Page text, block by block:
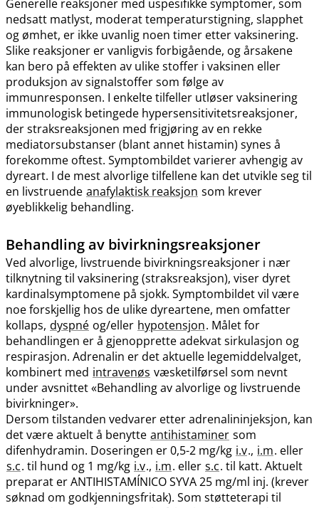
Generelle reaksjoner med uspesifikke symptomer, som
nedsatt matlyst, moderat temperaturstigning, slapphet
og ømhet, er ikke uvanlig noen timer etter vaksinering.
Slike reaksjoner er vanligvis forbigående, og årsakene
kan bero på effekten av ulike stoffer i vaksinen eller
produksjon av signalstoffer som følge av
immunresponsen. I enkelte tilfeller utløser vaksinering
immunologisk betingede hypersensitivitetsreaksjoner,
der straksreaksjonen med frigjøring av en rekke
mediatorsubstanser (blant annet histamin) synes å
forekomme oftest. Symptombildet varierer avhengig av
dyreart. I de mest alvorlige tilfellene kan det utvikle seg til
en livstruende anafylaktisk reaksjon som krever
øyeblikkelig behandling.
Behandling av bivirkningsreaksjoner
Ved alvorlige, livstruende bivirkningsreaksjoner i nær
tilknytning til vaksinering (straksreaksjon), viser dyret
kardinalsymptomene på sjokk. Symptombildet vil være
noe forskjellig hos de ulike dyreartene, men omfatter
kollaps, dyspné og​/​eller hypotensjon. Målet for
behandlingen er å gjenopprette adekvat sirkulasjon og
respirasjon. Adrenalin er det aktuelle legemiddelvalget,
kombinert med intravenøs væsketilførsel som nevnt
under avsnittet «Behandling av alvorlige og livstruende
bivirkninger».
Dersom tilstanden vedvarer etter adrenalininjeksjon, kan
det være aktuelt å benytte antihistaminer som
difenhydramin. Doseringen er 0,5-2 mg/kg i.v., i.m. eller
s.c. til hund og 1 mg/kg i.v., i.m. eller s.c. til katt. Aktuelt
preparat er ANTIHISTAMÍNICO SYVA 25 mg/ml inj. (krever
søknad om godkjenningsfritak). Som støtteterapi til